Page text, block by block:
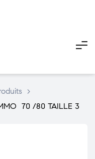
>
70 /80 TAILLE 3